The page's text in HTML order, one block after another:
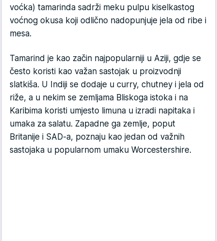
voćka) tamarinda sadrži meku pulpu kiselkastog
voćnog okusa koji odlično nadopunjuje jela od ribe i
mesa.
Tamarind je kao začin najpopularniji u Aziji, gdje se
često koristi kao važan sastojak u proizvodnji
slatkiša. U Indiji se dodaje u curry, chutney i jela od
riže, a u nekim se zemljama Bliskoga istoka i na
Karibima koristi umjesto limuna u izradi napitaka i
umaka za salatu. Zapadne ga zemlje, poput
Britanije i SAD-a, poznaju kao jedan od važnih
sastojaka u popularnom umaku Worcestershire.